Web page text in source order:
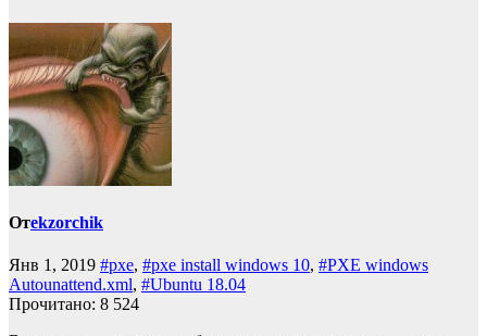
Отekzorchik
Янв 1, 2019 #pxe, #pxe install windows 10, #PXE windows
Autounattend.xml, #Ubuntu 18.04
Прочитано: 8 524